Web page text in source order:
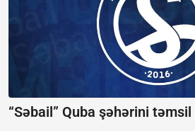
“Səbail” Quba şəhərini